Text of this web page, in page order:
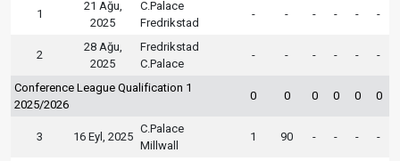
1
21 Ağu,
2025
C.Palace
Fredrikstad
- - - - - -
2
28 Ağu,
2025
Fredrikstad
C.Palace
- - - - - -
Conference League Qualification 1
2025/2026
0 0 0 0 0 0
3 16 Eyl, 2025
C.Palace
Millwall
1 90 - - - -